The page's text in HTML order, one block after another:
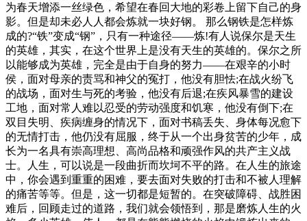
为春天增添一丝绿色，希望在春回大地的彩卷上留下自己的身
影。但是却未必人人都会炼就一块好钢。 那么钢铁是怎样炼
成的?“铁”变成“钢”，只有一种途径——炼!有人说保尔是天生
的英雄，其实，在这个世界上是没有天生的英雄的。保尔之所
以能够成为英雄，完全是由于自身的努力——在艰辛的小时
侯，面对母亲的责骂和神父的冤打，他没有胆怯;在战火纷飞
的战场，面对生与死的考验，他没有后退;在疾风暴雪的建设
工地，面对常人难以忍受的劳动强度和饥寒，他没有倒下;在
双目失明、疾病缠身的情况下，面对书稿丢失、身体每况愈下
的无情打击，他仍没有屈服，终于从一个出身贫苦的少年，成
长为一名具有崇高理想、高尚品格和顽强作风的共产主义战
士。人生，可以说是一段曲折而坎坷不平的路。在人生的旅途
中，你会遇到重重的困难，要去面对失败的打击和不被人理解
的痛苦等等。但是，这一切都是短暂的。在突破障碍、战胜困
难后，回顾走过的道路，我们就会领悟到，那是磨炼人生的火